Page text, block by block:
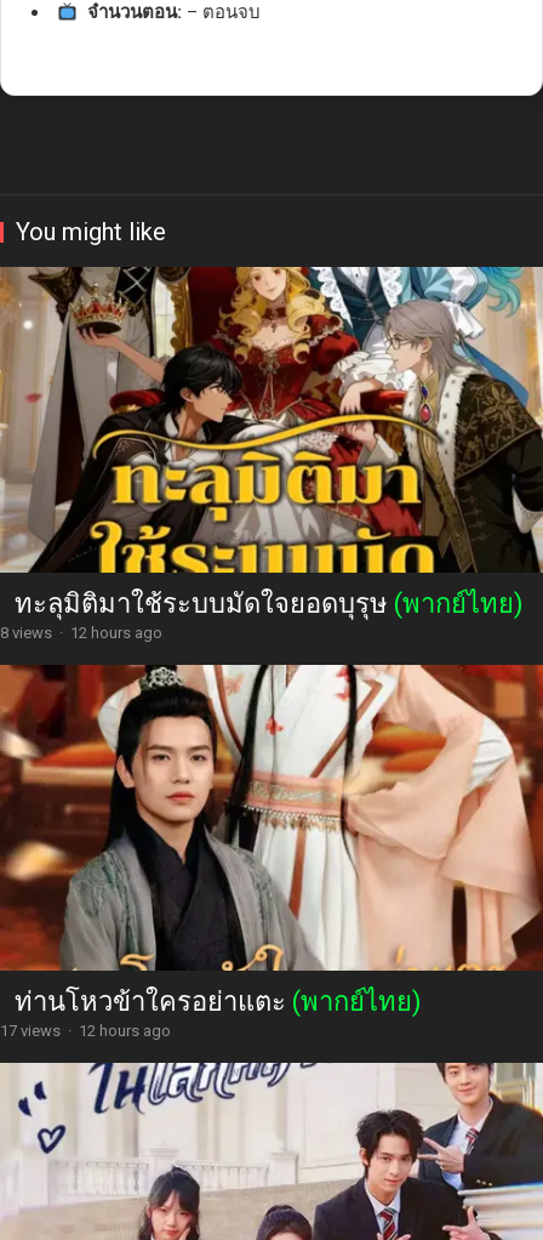
จำนวนตอน: – ตอนจบ
You might like
ทะลุมิติมาใช้ระบบมัดใจยอดบุรุษ (พากย์ไทย)
8 views · 12 hours ago
ท่านโหวข้าใครอย่าแตะ (พากย์ไทย)
17 views · 12 hours ago